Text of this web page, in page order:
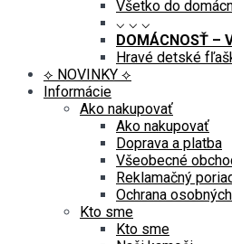
Všetko do
⌵ ⌵ ⌵
DOMÁCNOSŤ –
Hravé detské
⟡ NOVINKY ⟡
Informácie
Ako nakupovať
Ako nakupovať
Doprava a platba
Všeobecné
Reklamačný
Ochrana
Kto sme
Kto sme